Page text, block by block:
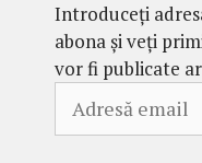
Introduceți
abona și veți
vor fi publicate
email